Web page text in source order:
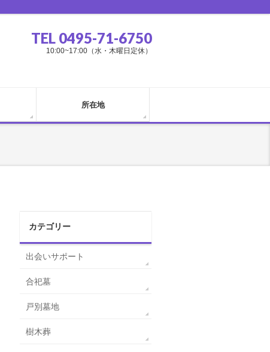
TEL 0495-71-6750
10:00~17:00（水・木曜日定休）
所在地
カテゴリー
出会いサポート
合祀墓
戸別墓地
樹木葬